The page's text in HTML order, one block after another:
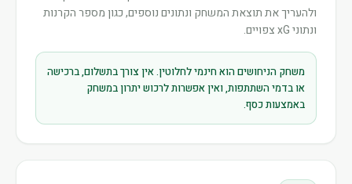
ולהעריך את תוצאת המשחק ונתונים נוספים, כגון מספר הקרנות
ונתוני xG צפויים.
משחק הניחושים הוא חינמי לחלוטין. אין צורך בתשלום, ברכישה
או בדמי השתתפות, ואין אפשרות לרכוש יתרון במשחק
באמצעות כסף.